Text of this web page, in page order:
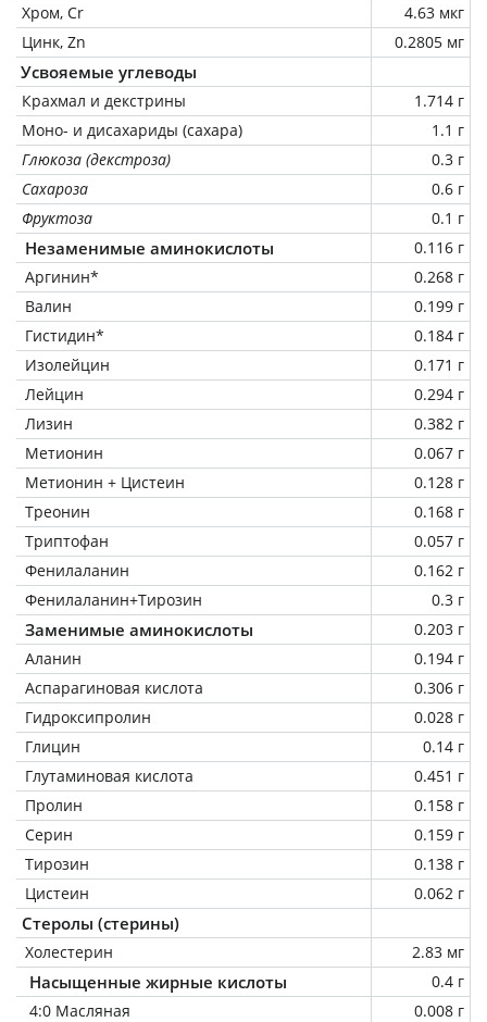
Хром, Cr
4.63 мкг
Цинк, Zn
0.2805 мг
Усвояемые углеводы
Крахмал и декстрины
1.714 г
Моно- и дисахариды (сахара)
1.1 г
Глюкоза (декстроза)
0.3 г
Сахароза
0.6 г
Фруктоза
0.1 г
Незаменимые аминокислоты
0.116 г
Аргинин*
0.268 г
Валин
0.199 г
Гистидин*
0.184 г
Изолейцин
0.171 г
Лейцин
0.294 г
Лизин
0.382 г
Метионин
0.067 г
Метионин + Цистеин
0.128 г
Треонин
0.168 г
Триптофан
0.057 г
Фенилаланин
0.162 г
Фенилаланин+Тирозин
0.3 г
Заменимые аминокислоты
0.203 г
Аланин
0.194 г
Аспарагиновая кислота
0.306 г
Гидроксипролин
0.028 г
Глицин
0.14 г
Глутаминовая кислота
0.451 г
Пролин
0.158 г
Серин
0.159 г
Тирозин
0.138 г
Цистеин
0.062 г
Стеролы (стерины)
Холестерин 2.83 мг
Насыщенные жирные кислоты
0.4 г
4:0 Масляная
0.008 г